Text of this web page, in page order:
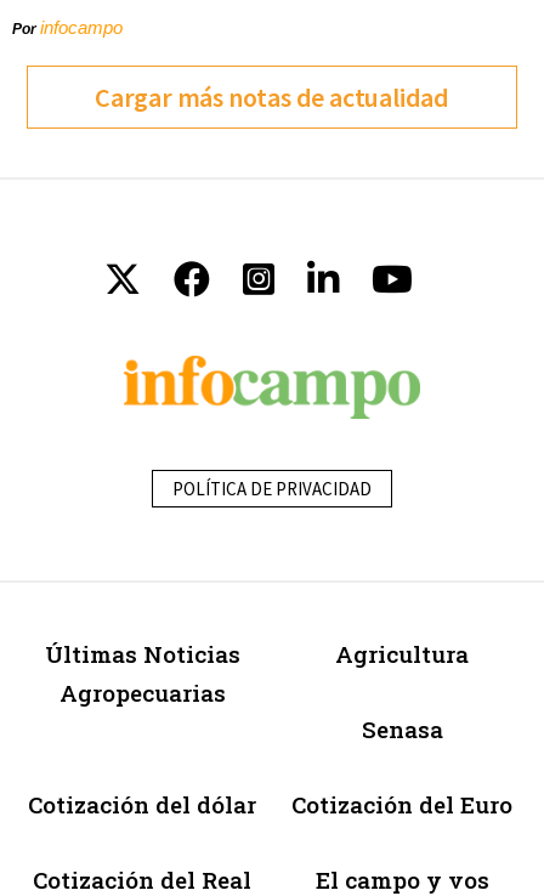
Porinfocampo
Cargar más notas de actualidad
POLÍTICA DE PRIVACIDAD
Últimas Noticias
Agropecuarias
Agricultura
Senasa
Cotización del dólar Cotización del Euro
Cotización del Real El campo y vos